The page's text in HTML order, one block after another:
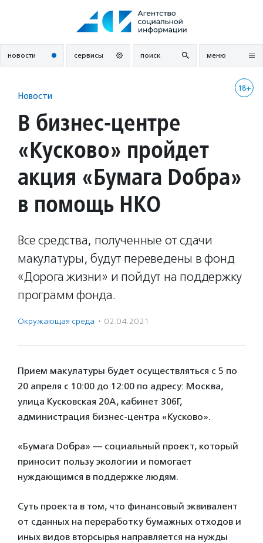
новости сервисы поиск меню
18+
Новости
В бизнес-центре
«Кусково» пройдет
акция «Бумага Dобра»
в помощь НКО
Все средства, полученные от сдачи
макулатуры, будут переведены в фонд
«Дорога жизни» и пойдут на поддержку
программ фонда.
Окружающая среда · 02.04.2021
Прием макулатуры будет осуществляться с 5 по
20 апреля с 10:00 до 12:00 по адресу: Москва,
улица Кусковская 20А, кабинет 306Г,
администрация бизнес-центра «Кусково».
«Бумага Dобра» — социальный проект, который
приносит пользу экологии и помогает
нуждающимся в поддержке людям.
Суть проекта в том, что финансовый эквивалент
от сданных на переработку бумажных отходов и
иных видов вторсырья направляется на нужды